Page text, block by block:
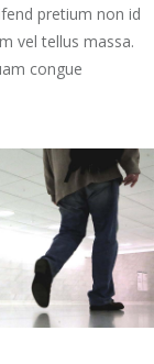
pretium non id
vel tellus massa.
congue